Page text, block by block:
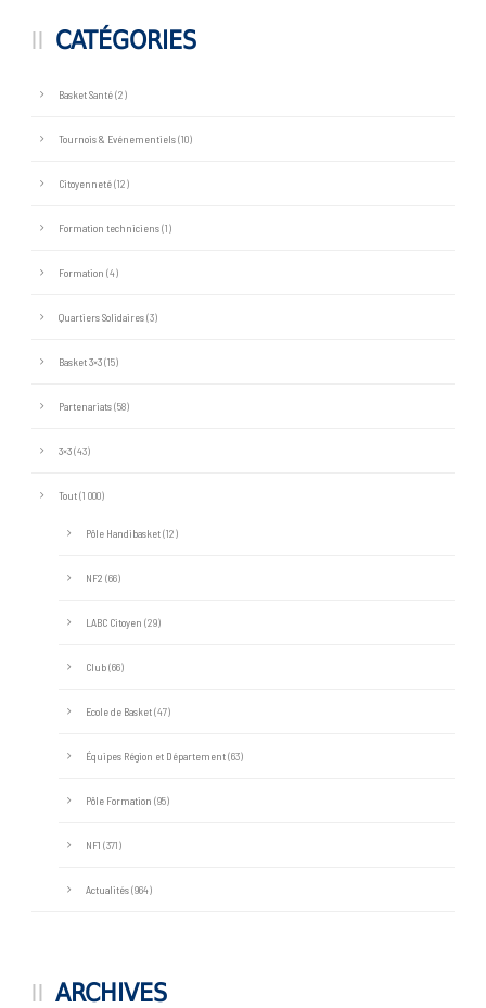
CATÉGORIES
Basket Santé(2)
Tournois & Evénementiels(10)
Citoyenneté(12)
Formation techniciens(1)
Formation (4)
Quartiers Solidaires(3)
Basket 3×3(15)
Partenariats(58)
3×3(43)
Tout(1 000)
Pôle Handibasket(12)
NF2 (66)
LABC Citoyen (29)
Club(66)
Ecole de Basket(47)
Équipes Région et Département(63)
Pôle Formation (95)
NF1 (371)
Actualités(964)
ARCHIVES